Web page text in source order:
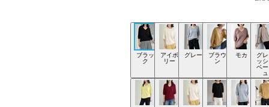
ブラッ
ク
アイボ
リー
グレー
ブラウ
ン
モカ
グ
ッ
ベ
ュ